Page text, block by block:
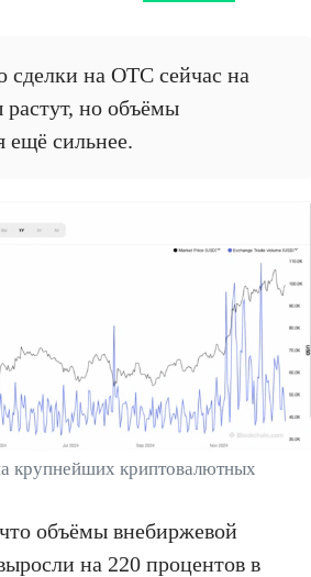
сделки на OTC сейчас на
но объёмы
ещё сильнее.
крупнейших криптовалютных
объёмы внебиржевой
на 220 процентов в